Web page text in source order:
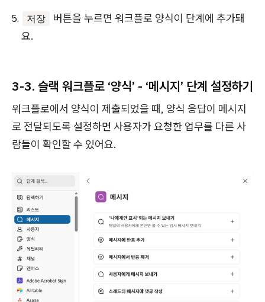
저장
버튼을 누르면 워크플로 양식이 단계에 추가돼
요.
3-3. 슬랙 워크플로 ‘양식’ - ‘메시지’ 단계 설정하기
워크플로에서 양식이 제출되었을 때, 양식 응답이 메시지
로 전달되도록 설정하면 사용자가 요청한 업무를 다른 사
람들이 확인할 수 있어요.